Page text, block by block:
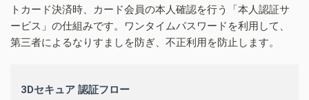
トカード決済時、カード会員の本人確認を行う「本人認証サ
ービス」の仕組みです。ワンタイムパスワードを利用して、
第三者によるなりすましを防ぎ、不正利用を防止します。
3Dセキュア 認証フロー